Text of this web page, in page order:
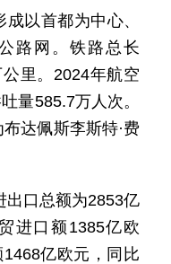
以首都为中心、
路网。铁路总长
里。2024年航空
量585.7万人次。
达佩斯李斯特·费
出口总额为2853亿
进口额1385亿欧
亿欧元，同比